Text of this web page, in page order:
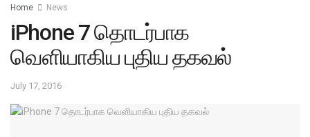
Home News
iPhone 7 தொடர்பாக
வெளியாகிய புதிய தகவல்
July 17, 2016